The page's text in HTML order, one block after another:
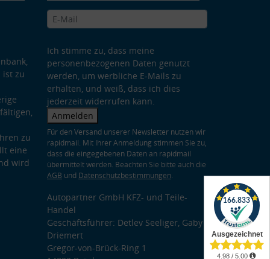
ist zu
zu
eine
wird
Ich stimme zu, dass meine
personenbezogenen Daten genutzt
werden, um werbliche E-Mails zu
erhalten, und weiß, dass ich dies
jederzeit widerrufen kann.
Anmelden
Für den Versand unserer Newsletter nutzen wir
rapidmail. Mit Ihrer Anmeldung stimmen Sie zu,
dass die eingegebenen Daten an rapidmail
übermittelt werden. Beachten Sie bitte auch die
AGB und Datenschutzbestimmungen.
Autopartner GmbH KFZ- und Teile-
Handel
Geschäftsführer: Detlev Seeliger, Gaby
Driemert
Gregor-von-Brück-Ring 1